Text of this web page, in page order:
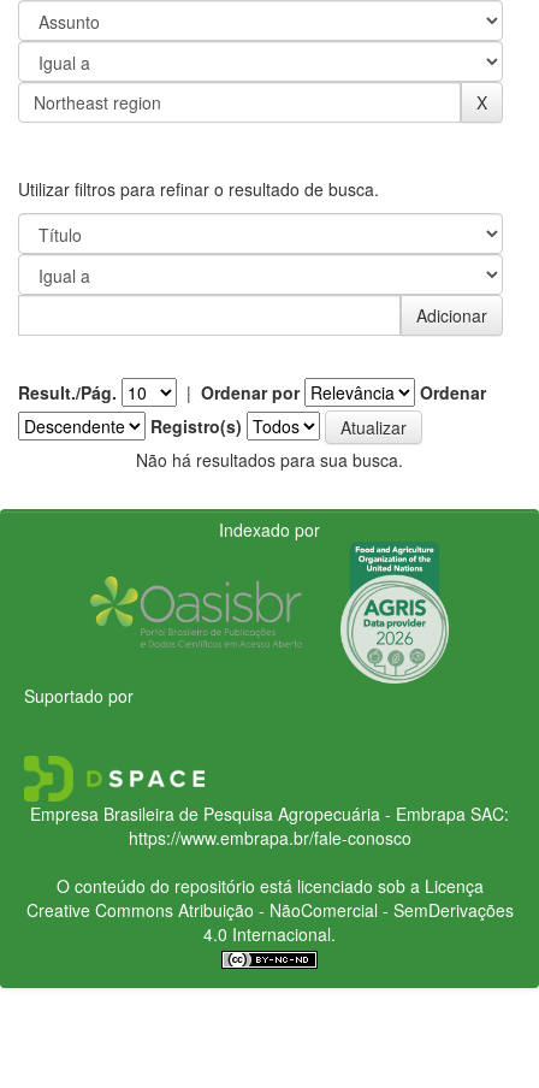
Utilizar filtros para refinar o resultado de busca.
Result./Pág. | Ordenar por
Ordenar
Registro(s)
Não há resultados para sua busca.
Indexado por
Suportado por
Empresa Brasileira de Pesquisa Agropecuária - Embrapa SAC:
https://www.embrapa.br/fale-conosco
O conteúdo do repositório está licenciado sob a Licença
Creative CommonsAtribuição - NãoComercial - SemDerivações
4.0 Internacional.